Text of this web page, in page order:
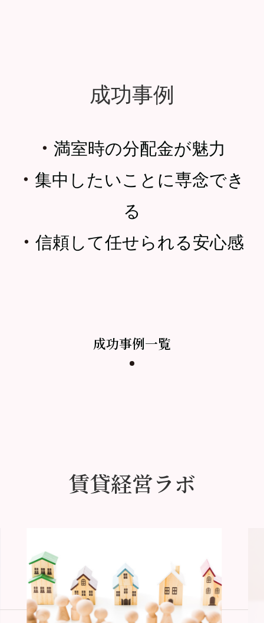
成功事例
・ 満室時の分配金が魅力
・ 集中したいことに専念でき
る
・ 信頼して任せられる安心感
成功事例一覧
賃貸経営ラボ